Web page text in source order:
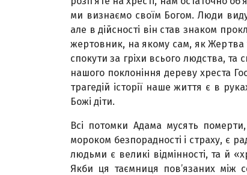
ми визнаємо своїм Богом. Люди
але в дійсності він став знаком
жертовник, на якому сам, як
спокути за гріхи всього людства,
нашого поклоніння дереву хреста
трагедій історії наше життя є в
Божі діти.
Всі потомки Адама мусять
мороком безпорадності і страху, є
людьми є великі відмінності, та й
Якби ця таємниця пов’язаних між